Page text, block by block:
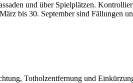
und über Spielplätzen.
bis 30. September sind Fällungen
Totholzentfernung und